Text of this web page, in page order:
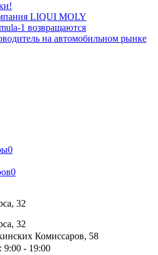
LIQUI MOLY
1 возвращаются
на автомобильном рынке
0
0
32
32
Комиссаров, 58
- 19:00